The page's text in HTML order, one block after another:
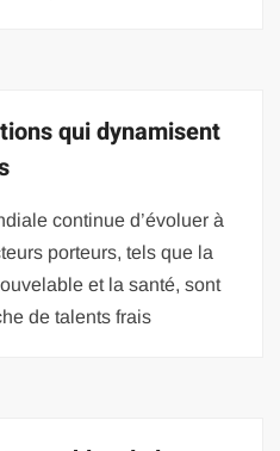
qui dynamisent
continue d’évoluer à
porteurs, tels que la
et la santé, sont
de talents frais